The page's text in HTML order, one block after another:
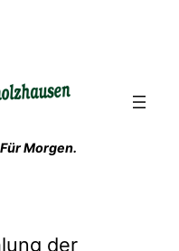
Morgen.
der